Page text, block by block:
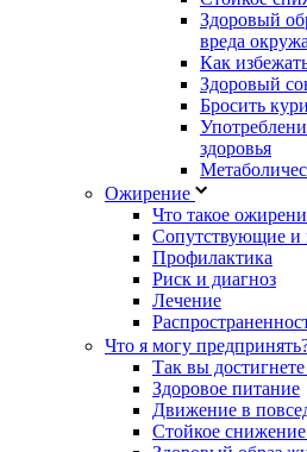
Здоровый
вреда
Как
Здоровый
Бросить
здоровья
Ожирение
Что такое
Сопутствующие и
Профилактика
Риск и диагноз
Лечение
Что я могу
Так вы
Здоровое питание
Движение в
Стойкое